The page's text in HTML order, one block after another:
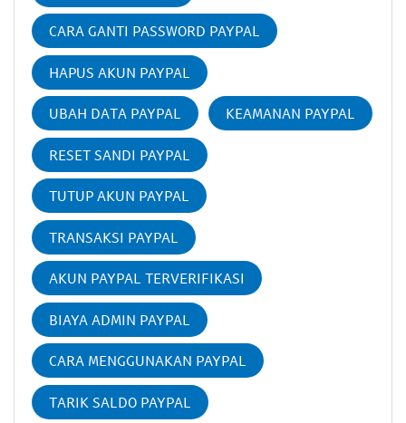
CARA GANTI PASSWORD PAYPAL
HAPUS AKUN PAYPAL
UBAH DATA PAYPAL KEAMANAN PAYPAL
RESET SANDI PAYPAL
TUTUP AKUN PAYPAL
TRANSAKSI PAYPAL
AKUN PAYPAL TERVERIFIKASI
BIAYA ADMIN PAYPAL
CARA MENGGUNAKAN PAYPAL
TARIK SALDO PAYPAL